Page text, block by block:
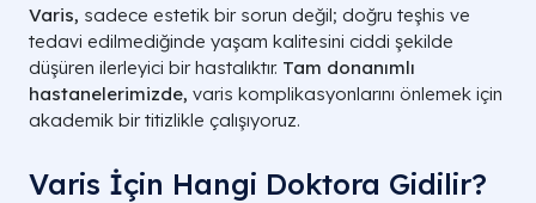
Varis, sadece estetik bir sorun değil; doğru teşhis ve
tedavi edilmediğinde yaşam kalitesini ciddi şekilde
düşüren ilerleyici bir hastalıktır. Tam donanımlı
hastanelerimizde, varis komplikasyonlarını önlemek için
akademik bir titizlikle çalışıyoruz.
Varis İçin Hangi Doktora Gidilir?